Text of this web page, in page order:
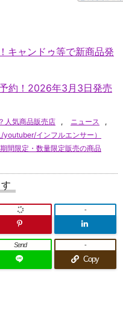
キャンドゥ等で新商品発
約！2026年3月3日発売
人気商品販売店 , ニュース
,
youtuber/インフルエンサー）
期間限定・数量限定販売の商品
-
Send
Copy
-